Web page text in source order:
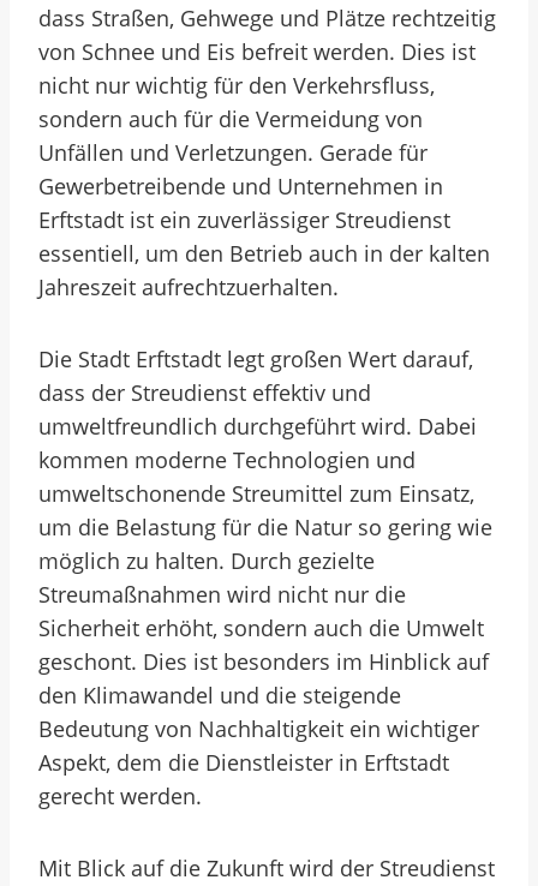
dass Straßen, Gehwege und Plätze rechtzeitig
von Schnee und Eis befreit werden. Dies ist
nicht nur wichtig für den Verkehrsfluss,
sondern auch für die Vermeidung von
Unfällen und Verletzungen. Gerade für
Gewerbetreibende und Unternehmen in
Erftstadt ist ein zuverlässiger Streudienst
essentiell, um den Betrieb auch in der kalten
Jahreszeit aufrechtzuerhalten.
Die Stadt Erftstadt legt großen Wert darauf,
dass der Streudienst effektiv und
umweltfreundlich durchgeführt wird. Dabei
kommen moderne Technologien und
umweltschonende Streumittel zum Einsatz,
um die Belastung für die Natur so gering wie
möglich zu halten. Durch gezielte
Streumaßnahmen wird nicht nur die
Sicherheit erhöht, sondern auch die Umwelt
geschont. Dies ist besonders im Hinblick auf
den Klimawandel und die steigende
Bedeutung von Nachhaltigkeit ein wichtiger
Aspekt, dem die Dienstleister in Erftstadt
gerecht werden.
Mit Blick auf die Zukunft wird der Streudienst